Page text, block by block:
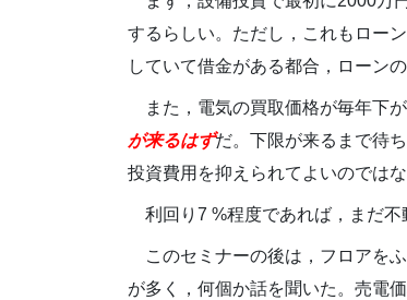
するらしい。ただし，これもロー
していて借金がある都合，ローン
また，電気の買取価格が毎年下
が来るはずだ。下限が来るまで待
投資費用を抑えられてよいのではな
利回り7 %程度であれば，まだ
このセミナーの後は，フロアを
が多く，何個か話を聞いた。売電